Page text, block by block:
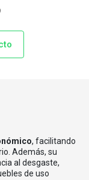
, facilitando
Además, su
al desgaste,
de uso